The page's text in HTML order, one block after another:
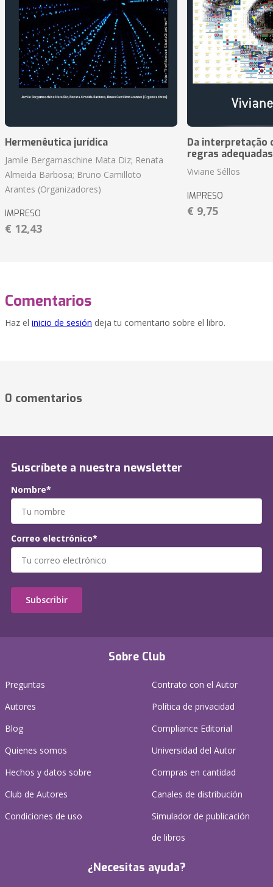
Hermenêutica jurídica
Jamile Bergamaschine Mata Diz; Renata
Almeida Barbosa; Bruno Camilloto
Arantes (Organizadores)
IMPRESO
€ 12,43
Da interpretação
regras
Viviane Séllos
IMPRESO
€ 9,75
Comentarios
Haz el inicio de sesión deja tu comentario sobre el libro.
0 comentarios
Sobre Club
Preguntas
Autores
Blog
Quienes somos
Hechos y datos sobre
Club de Autores
Condiciones de uso
Contrato con el Autor
Política de privacidad
Compliance Editorial
Universidad del Autor
Compras en cantidad
Canales de distribución
Simulador de publicación
de libros
¿Necesitas ayuda?
Suscríbete a nuestra newsletter
Nombre*
Correo electrónico*
Subscribir